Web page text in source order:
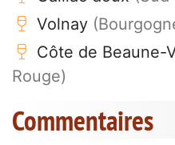
Volnay
Côte de Beaune-
Rouge)
Commentaires